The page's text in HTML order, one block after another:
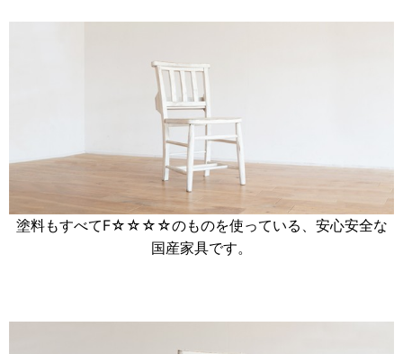
塗料もすべてF☆☆☆☆のものを使っている、安心安全な
国産家具です。